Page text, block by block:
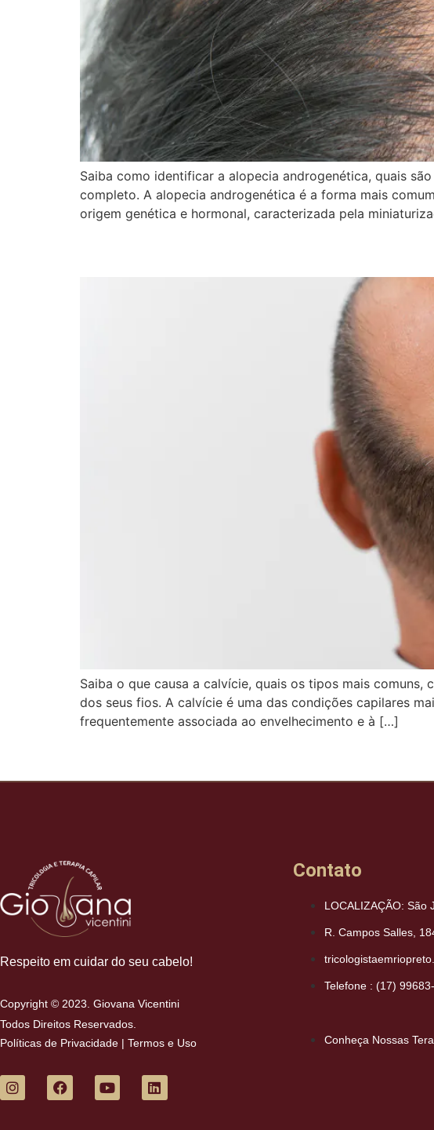
Saiba como identificar a alopecia androgenética, quais
completo. A alopecia androgenética é a forma mais
origem genética e hormonal, caracterizada pela
Saiba o que causa a calvície, quais os tipos mais
dos seus fios. A calvície é uma das condições capilares
frequentemente associada ao envelhecimento e à […]
Respeito em cuidar do seu cabelo!
Copyright © 2023. Giovana Vicentini
Todos Direitos Reservados.
Políticas de Privacidade | Termos e Uso
Contato
LOCALIZAÇÃO: São
R. Campos Salles,
Telefone : (17)
Conheça Nossas